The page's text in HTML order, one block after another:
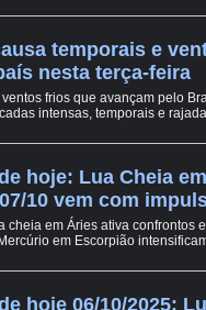
temporais e
nesta terça-feira
ventos frios que avançam pelo
intensas, temporais e
hoje: Lua Cheia
10 vem com
cheia em Áries ativa confrontos
em Escorpião
hoje 06/10/2025: